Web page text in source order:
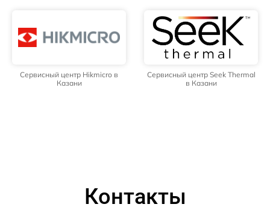
Сервисный центр Hikmicro в
Казани
Сервисный центр Seek Thermal
в Казани
Контакты